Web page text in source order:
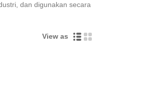
dan digunakan secara
View as